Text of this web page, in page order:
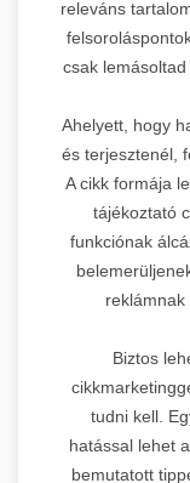
releváns
csak
Ahelyett, hogy
és terjesztenél,
A cikk formája
tájékoztató
funkciónak
reklámnak
Biztos
tudni kell.
hatással lehet
bemutatott